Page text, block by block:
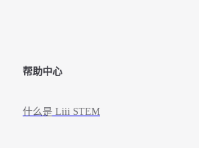
帮助中心
什么是 Liii STEM